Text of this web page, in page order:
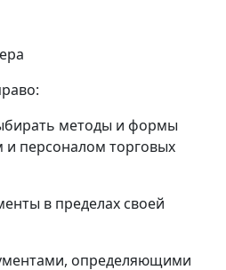
методы и формы
и персоналом торговых
в пределах своей
определяющими